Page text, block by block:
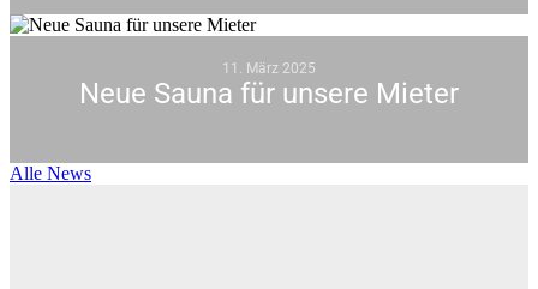
11. März 2025
Neue Sauna für unsere Mieter
Alle News